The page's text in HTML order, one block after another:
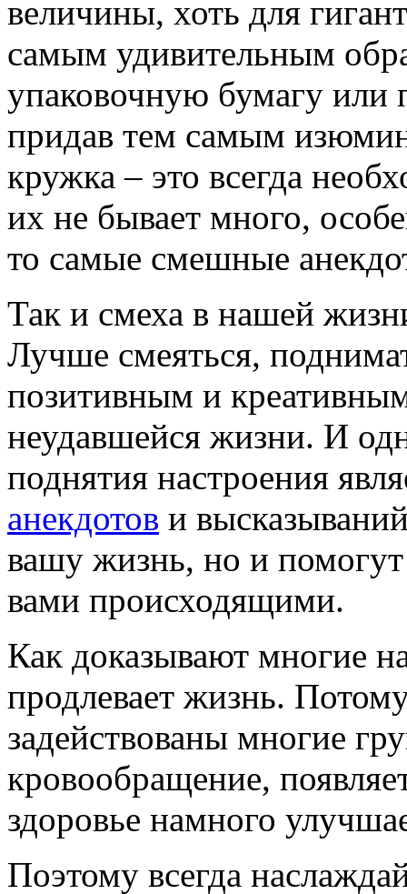
величины, хоть для
самым удивительным
упаковочную бумагу или
придав тем самым
кружка – это всегда
их не бывает много,
то самые смешные
Так и смеха в нашей
Лучше смеяться,
позитивным и
неудавшейся жизни. И
поднятия настроения
анекдотов и
вашу жизнь, но и
вами происходящими.
Как доказывают многие
продлевает жизнь.
задействованы многие
кровообращение,
здоровье намного
Поэтому всегда